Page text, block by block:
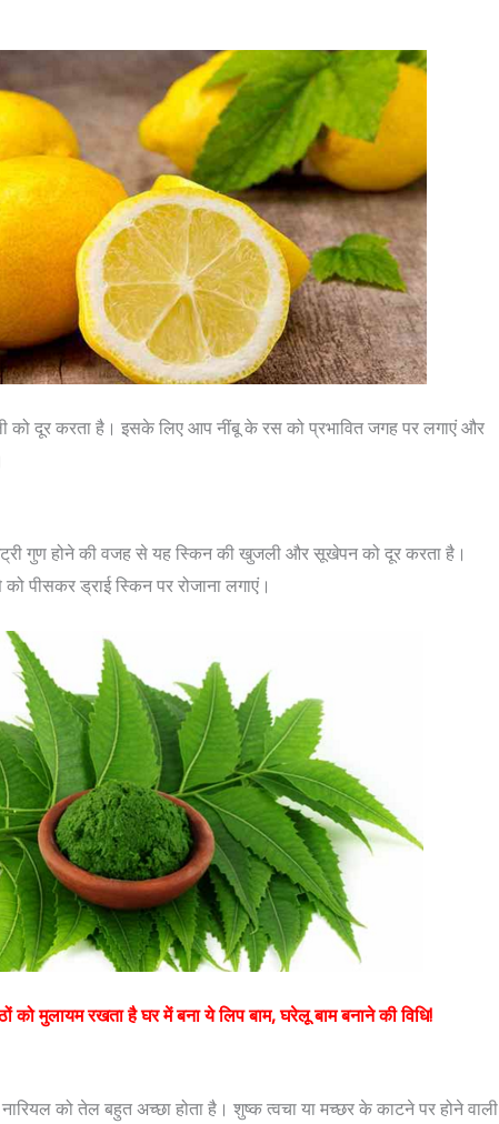
को दूर करता है। इसके लिए आप नींबू के रस को प्रभावित जगह पर लगाएं और
गुण होने की वजह से यह स्किन की खुजली और सूखेपन को दूर करता है।
पीसकर ड्राई स्किन पर रोजाना लगाएं।
को मुलायम रखता है घर में बना ये लिप बाम, घरेलू बाम बनाने की विधि!
को तेल बहुत अच्छा होता है। शुष्क त्वचा या मच्छर के काटने पर होने वाली